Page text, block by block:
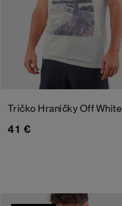
Tričko HraničkyOff White
41 €